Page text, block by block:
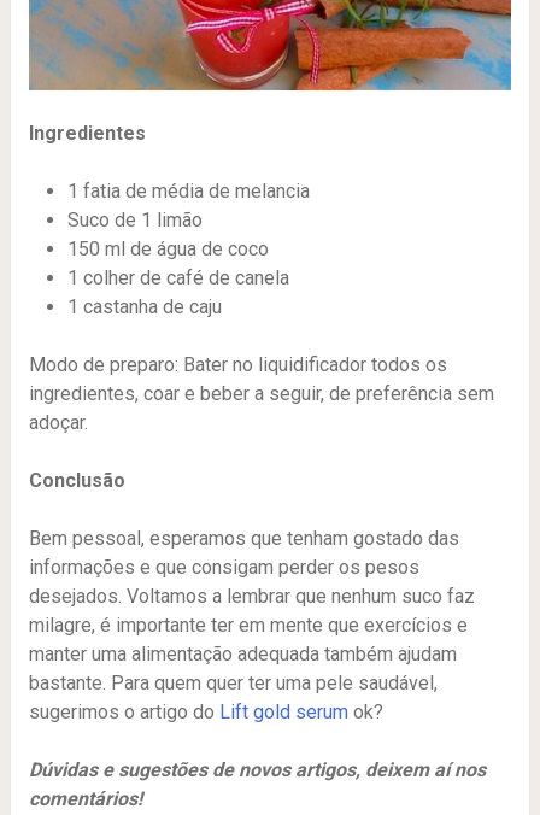
Ingredientes
1 fatia de média de melancia
Suco de 1 limão
150 ml de água de coco
1 colher de café de canela
1 castanha de caju
Modo de preparo: Bater no liquidificador todos os
ingredientes, coar e beber a seguir, de preferência sem
adoçar.
Conclusão
Bem pessoal, esperamos que tenham gostado das
informações e que consigam perder os pesos
desejados. Voltamos a lembrar que nenhum suco faz
milagre, é importante ter em mente que exercícios e
manter uma alimentação adequada também ajudam
bastante. Para quem quer ter uma pele saudável,
sugerimos o artigo do Lift gold serumok?
Dúvidas e sugestões de novos artigos, deixem aí nos
comentários!